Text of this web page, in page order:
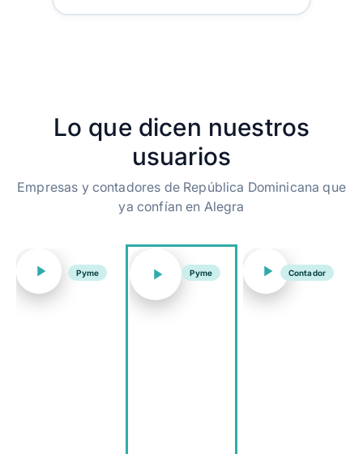
Lo que dicen nuestros
usuarios
Empresas y contadores de República Dominicana que
ya confían en Alegra
Pyme Pyme Contador